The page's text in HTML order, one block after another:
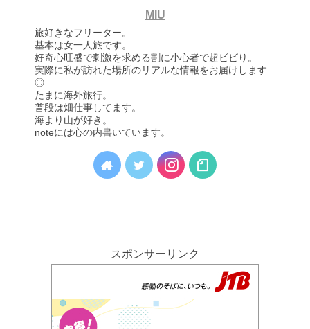
MIU
旅好きなフリーター。
基本は女一人旅です。
好奇心旺盛で刺激を求める割に小心者で超ビビり。
実際に私が訪れた場所のリアルな情報をお届けします
◎
たまに海外旅行。
普段は畑仕事してます。
海より山が好き。
noteには心の内書いています。
スポンサーリンク